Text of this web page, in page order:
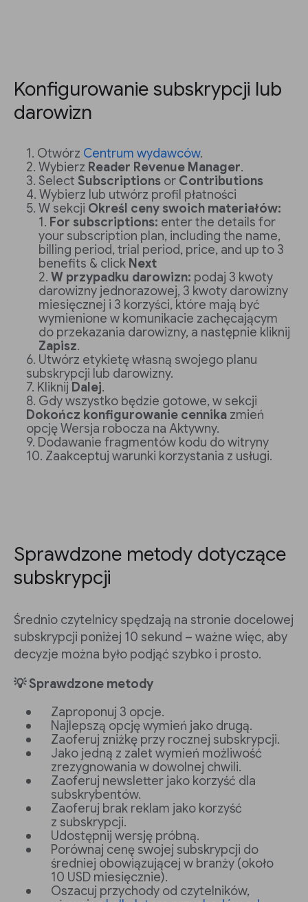
Konfigurowanie subskrypcji lub
darowizn
Otwórz Centrum wydawców.
Wybierz Reader Revenue Manager.
Select Subscriptions or Contributions
Wybierz lub utwórz profil płatności
W sekcji Określ ceny swoich materiałów:
For subscriptions: enter the details for
your subscription plan, including the name,
billing period, trial period, price, and up to 3
benefits & click Next
W przypadku darowizn: podaj 3 kwoty
darowizny jednorazowej, 3 kwoty darowizny
miesięcznej i 3 korzyści, które mają być
wymienione w komunikacie zachęcającym
do przekazania darowizny, a następnie kliknij
Zapisz.
Utwórz etykietę własną swojego planu
subskrypcji lub darowizny.
Kliknij Dalej.
Gdy wszystko będzie gotowe, w sekcji
Dokończ konfigurowanie cennika zmień
opcję Wersja robocza na Aktywny.
Dodawanie fragmentów kodu do witryny
Zaakceptuj warunki korzystania z usługi.
Sprawdzone metody dotyczące
subskrypcji
Średnio czytelnicy spędzają na stronie docelowej
subskrypcji poniżej 10 sekund – ważne więc, aby
decyzje można było podjąć szybko i prosto.
💡 Sprawdzone metody
Zaproponuj 3 opcje.
Najlepszą opcję wymień jako drugą.
Zaoferuj zniżkę przy rocznej subskrypcji.
Jako jedną z zalet wymień możliwość
zrezygnowania w dowolnej chwili.
Zaoferuj newsletter jako korzyść dla
subskrybentów.
Zaoferuj brak reklam jako korzyść
z subskrypcji.
Udostępnij wersję próbną.
Porównaj cenę swojej subskrypcji do
średniej obowiązującej w branży (około
10 USD miesięcznie).
Oszacuj przychody od czytelników,